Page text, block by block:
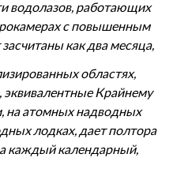
водолазов, работающих
с повышенным
как два месяца,
областях,
эквивалентные Крайнему
на атомных надводных
лодках, дает полтора
каждый календарный,